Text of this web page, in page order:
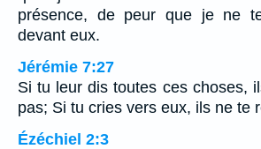
présence, de peur que je ne
devant eux.
Jérémie 7:27
Si tu leur dis toutes ces choses,
pas; Si tu cries vers eux, ils ne te
Ézéchiel 2:3